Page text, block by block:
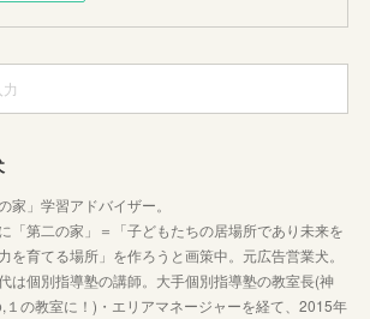
家」学習アドバイザー。
「第二の家」＝「子どもたちの居場所であり未来を
を育てる場所」を作ろうと画策中。元広告営業犬。
は個別指導塾の講師。大手個別指導塾の教室長(神
１の教室に！)・エリアマネージャーを経て、2015年